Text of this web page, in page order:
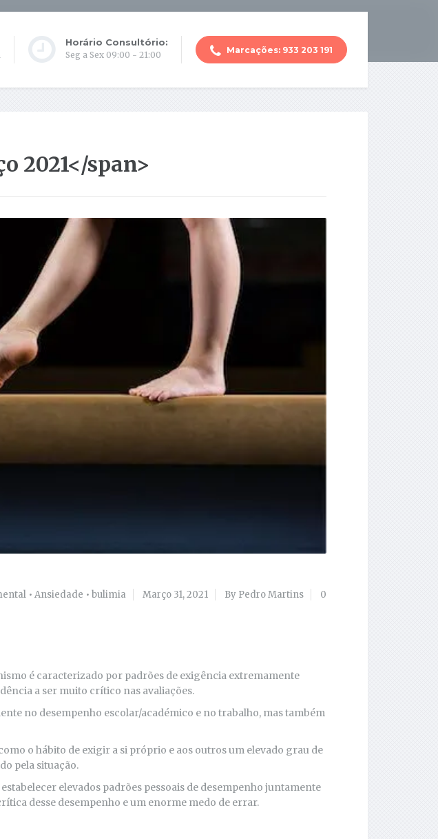
Horário Consultório:
Seg a Sex 09:00 - 21:00 Marcações: 933 203 191
2021</span>
• Ansiedade • bulimia Março 31, 2021 By Pedro Martins
0
é caracterizado por padrões de exigência extremamente
a ser muito crítico nas avaliações.
no desempenho escolar/académico e no trabalho, mas também
o hábito de exigir a si próprio e aos outros um elevado grau de
pela situação.
elevados padrões pessoais de desempenho juntamente
desse desempenho e um enorme medo de errar.